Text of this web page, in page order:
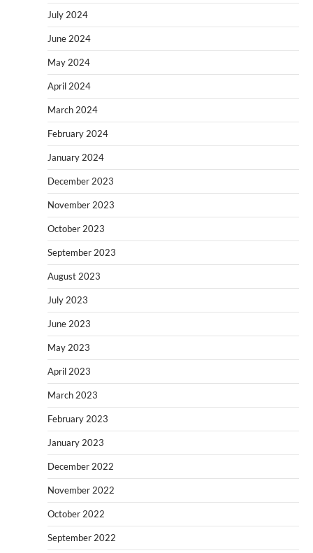
July 2024
June 2024
May 2024
April 2024
March 2024
February 2024
January 2024
December 2023
November 2023
October 2023
September 2023
August 2023
July 2023
June 2023
May 2023
April 2023
March 2023
February 2023
January 2023
December 2022
November 2022
October 2022
September 2022